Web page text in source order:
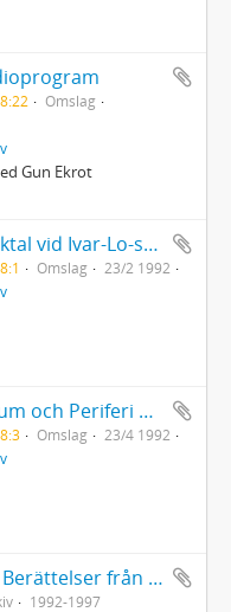
Omslag
Gun Ekrot
Manuskript till tacktal vid Ivar-Lo-stipendiets utdelning
Omslag
23/2 1992
Manuskript Centrum och Periferi Kåseri på Konstfack
Omslag
23/4 1992
Bertil Järneström: Berättelser från Nordingrå, 48 videofilmer inspelade 1992-1997
1992-1997